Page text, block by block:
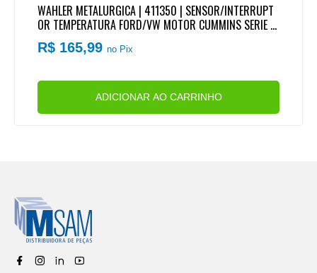
WAHLER METALURGICA | 411350 | SENSOR/INTERRUPT
OR TEMPERATURA FORD/VW MOTOR CUMMINS SERIE IS
B 4CIL/6CIL
R$ 165,99no Pix
ADICIONAR AO CARRINHO